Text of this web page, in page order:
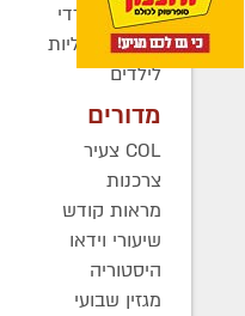
בעולם החרדי
חדשות כלליות
לילדים
מדורים
COL צעיר
צרכנות
מראות קודש
שיעורי וידאו
היסטוריה
מגזין שבועי